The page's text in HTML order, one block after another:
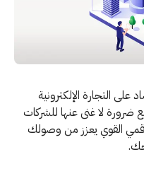
على التجارة الإلكترونية
ضرورة لا غنى عنها للشركات
القوي يعزز من وصولك